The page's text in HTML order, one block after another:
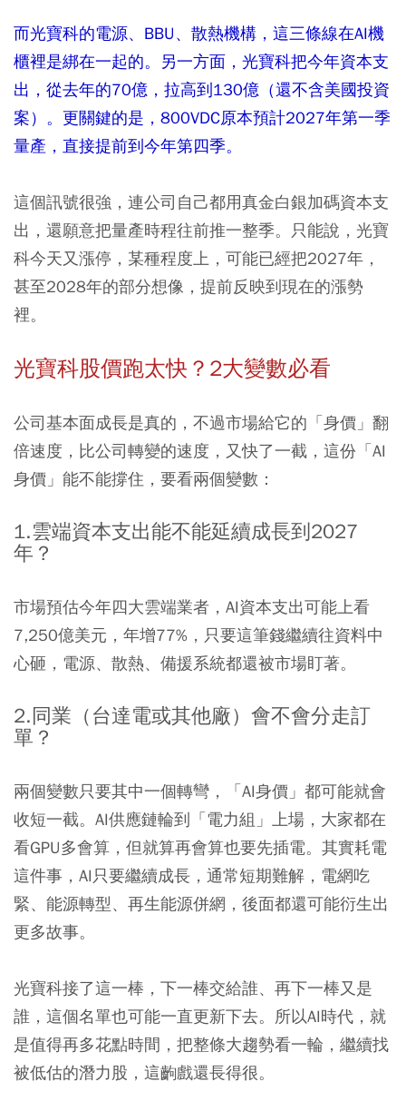
而光寶科的電源、BBU、散熱機構，這三條線在AI機
櫃裡是綁在一起的。另一方面，光寶科把今年資本支
出，從去年的70億，拉高到130億（還不含美國投資
案）。更關鍵的是，800VDC原本預計2027年第一季
量產，直接提前到今年第四季。
這個訊號很強，連公司自己都用真金白銀加碼資本支
出，還願意把量產時程往前推一整季。只能說，光寶
科今天又漲停，某種程度上，可能已經把2027年，
甚至2028年的部分想像，提前反映到現在的漲勢
裡。
光寶科股價跑太快？2大變數必看
公司基本面成長是真的，不過市場給它的「身價」翻
倍速度，比公司轉變的速度，又快了一截，這份「AI
身價」能不能撐住，要看兩個變數：
1.雲端資本支出能不能延續成長到2027
年？
市場預估今年四大雲端業者，AI資本支出可能上看
7,250億美元，年增77%，只要這筆錢繼續往資料中
心砸，電源、散熱、備援系統都還被市場盯著。
2.同業（台達電或其他廠）會不會分走訂
單？
兩個變數只要其中一個轉彎，「AI身價」都可能就會
收短一截。AI供應鏈輪到「電力組」上場，大家都在
看GPU多會算，但就算再會算也要先插電。其實耗電
這件事，AI只要繼續成長，通常短期難解，電網吃
緊、能源轉型、再生能源併網，後面都還可能衍生出
更多故事。
光寶科接了這一棒，下一棒交給誰、再下一棒又是
誰，這個名單也可能一直更新下去。所以AI時代，就
是值得再多花點時間，把整條大趨勢看一輪，繼續找
被低估的潛力股，這齣戲還長得很。